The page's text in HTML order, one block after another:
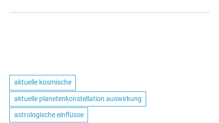
aktuelle kosmische
aktuelle planetenkonstellation auswirkung
astrologische einflüsse